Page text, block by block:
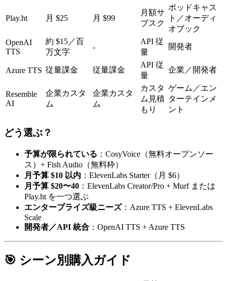
Play.ht 月 $25 月 $99
月額サ
ブスク
ポッドキャス
ト／オーディ
オブック
OpenAI
TTS
約 $15／百
万文字
-
API 従
量
開発者
Azure TTS 従量課金 従量課金
API 従
量
企業／開発者
Resemble
AI
企業カスタ
ム
企業カスタ
ム
カスタ
ム見積
もり
ゲーム／エン
ターテインメ
ント
どう選ぶ？
予算が限られている ：CosyVoice（無料オープンソー
ス）+ Fish Audio（無料枠）
月予算 $10 以内 ：ElevenLabs Starter（月 $6）
月予算 $20〜40 ：ElevenLabs Creator/Pro + Murf または
Play.ht を一つ選ぶ
エンタープライズ級ニーズ：Azure TTS + ElevenLabs
Scale
開発者／API 統合 ：OpenAI TTS + Azure TTS
🎯 シーン別購入ガイド